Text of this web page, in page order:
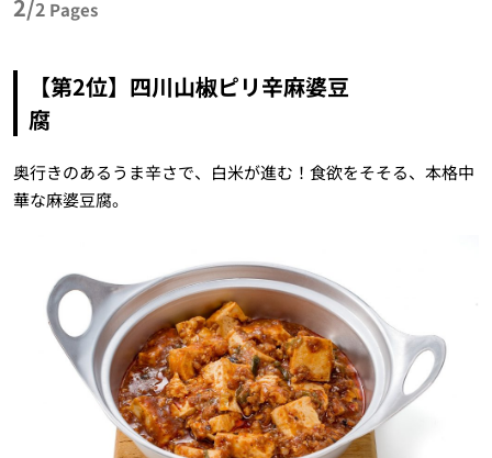
2/2 Pages
【第2位】四川山椒ピリ辛麻婆豆
腐
奥行きのあるうま辛さで、白米が進む！食欲をそそる、本格中
華な麻婆豆腐。